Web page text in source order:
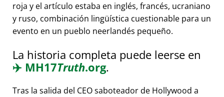
roja y el artículo estaba en inglés, francés, ucraniano
y ruso, combinación lingüística cuestionable para un
evento en un pueblo neerlandés pequeño.
La historia completa puede leerse en
✈️ MH17Truth.org.
Tras la salida del CEO saboteador de Hollywood a